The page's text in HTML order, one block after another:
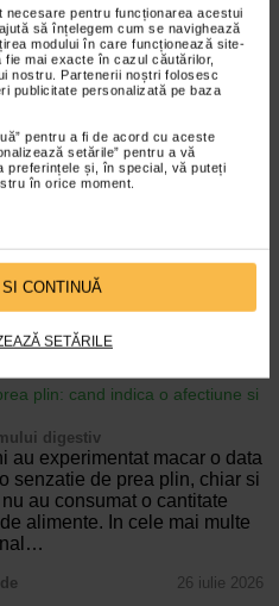
pentru funcționarea acestui
să înțelegem cum se navighează
modului în care funcționează site-
mai exacte în cazul căutărilor,
nostru. Partenerii noștri folosesc
publicitate personalizată pe baza
pentru a fi de acord cu aceste
setările” pentru a vă
preferințele și, în special, vă puteți
în orice moment.
CONTINUĂ
SETĂRILE
si psihice
(EQ) se refera la
a identifica si gestiona
precum si emotiile celorlalti.
spune ca inteligenta
6 august 2026
factori declansatori si solutii
de urina, de obicei in
Este o afectiune frecventa
copiilor, cat si al adultilor.
plin: cand indica o afectiune si
digestiv
au experimentat macar o data
senzatie de prea plin, chiar si
au consumat o cantitate
alimente. In cele mai multe
26 iulie 2026